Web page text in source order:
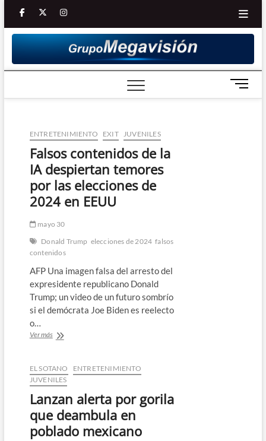
Saltar
contenido
facebooktwitter
Youtube
instagram
B
o
ENTRETENIMIENTO EXIT JUVENILES
Falsos contenidos de la
IA despiertan temores
por las elecciones de
2024 en EEUU
mayo 30
Donald Trump elecciones de 2024 falsos
contenidos
AFP Una imagen falsa del arresto del
expresidente republicano Donald
Trump; un video de un futuro sombrío
si el demócrata Joe Biden es reelecto
o…
Ver másFalsos
la
IA
despiertan
temores
las
elecciones
EL SOTANO
ENTRETENIMIENTO
JUVENILES
Lanzan alerta por gorila
que deambula en
poblado mexicano